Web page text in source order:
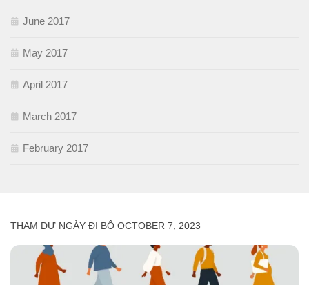
June 2017
May 2017
April 2017
March 2017
February 2017
THAM DỰ NGÀY ĐI BỘ OCTOBER 7, 2023